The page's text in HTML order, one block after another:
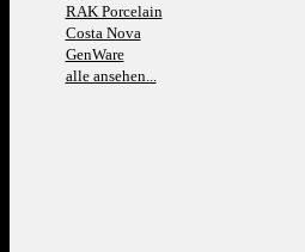
RAK Porcelain
Costa Nova
GenWare
alle ansehen...